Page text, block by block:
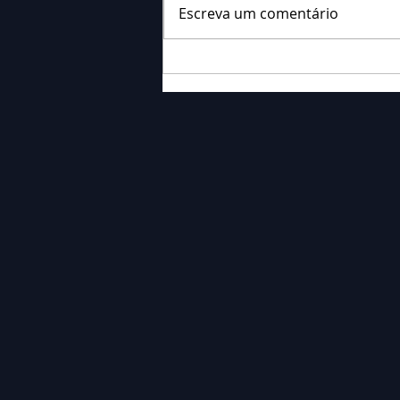
Ornieski
Escreva um comentário